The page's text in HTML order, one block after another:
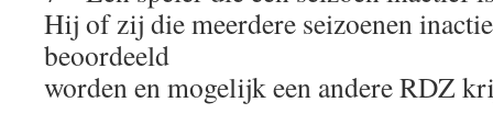
Hij of zij die meerdere seizoenen
beoordeeld
worden en mogelijk een andere RDZ